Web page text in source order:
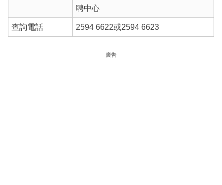
聘中心
查詢電話 2594 6622或2594 6623
廣告